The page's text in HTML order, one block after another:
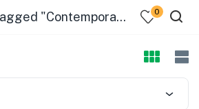
Products tagged "Contemporary Women" 0